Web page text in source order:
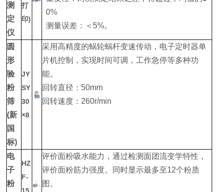
测
定
仪
打
印)
0%
测量误差：＜5%。
圆
形
验
粉
筛
(新
国
标)
JY
SY
30
×8
采用高精度的蜗轮蜗杆变速传动，电子定时器单
片机控制，实现时间可调，工作急停等多种功
能。
回转直径：50mm
回转速度：260r/min
电
子
粉
HZ
F-
评价面粉吸水能力，通过检测面团流变学特性，
评价面粉筋力强度。同时显示最多至12个粉质
图。